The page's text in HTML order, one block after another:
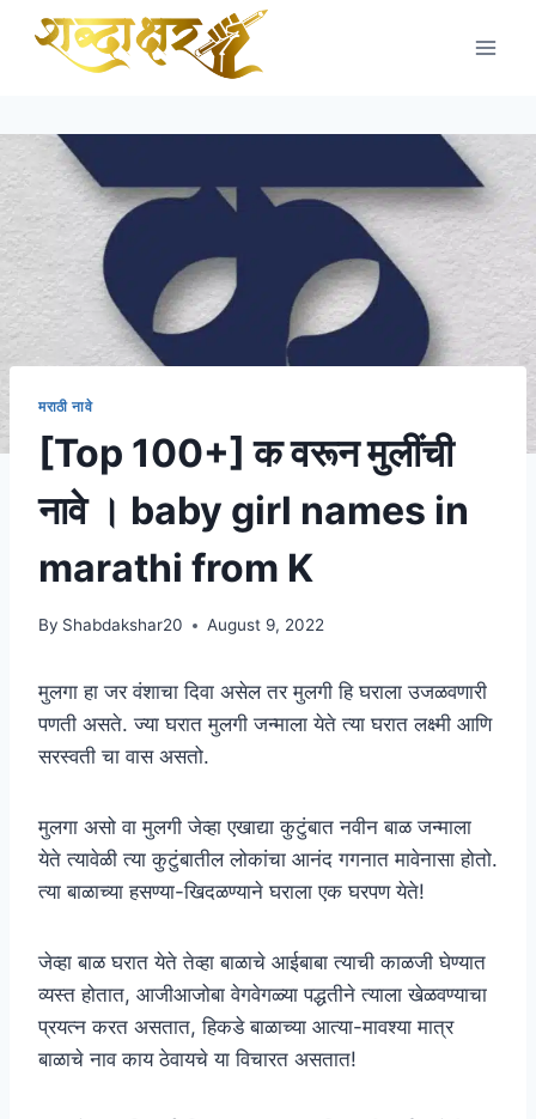
मराठी नावे
[Top 100+] क वरून मुलींची
नावे । baby girl names in
marathi from K
By Shabdakshar20 August 9, 2022
मुलगा हा जर वंशाचा दिवा असेल तर मुलगी हि घराला उजळवणारी
पणती असते. ज्या घरात मुलगी जन्माला येते त्या घरात लक्ष्मी आणि
सरस्वती चा वास असतो.
मुलगा असो वा मुलगी जेव्हा एखाद्या कुटुंबात नवीन बाळ जन्माला
येते त्यावेळी त्या कुटुंबातील लोकांचा आनंद गगनात मावेनासा होतो.
त्या बाळाच्या हसण्या-खिदळण्याने घराला एक घरपण येते!
जेव्हा बाळ घरात येते तेव्हा बाळाचे आईबाबा त्याची काळजी घेण्यात
व्यस्त होतात, आजीआजोबा वेगवेगळ्या पद्धतीने त्याला खेळवण्याचा
प्रयत्न करत असतात, हिकडे बाळाच्या आत्या-मावश्या मात्र
बाळाचे नाव काय ठेवायचे या विचारत असतात!